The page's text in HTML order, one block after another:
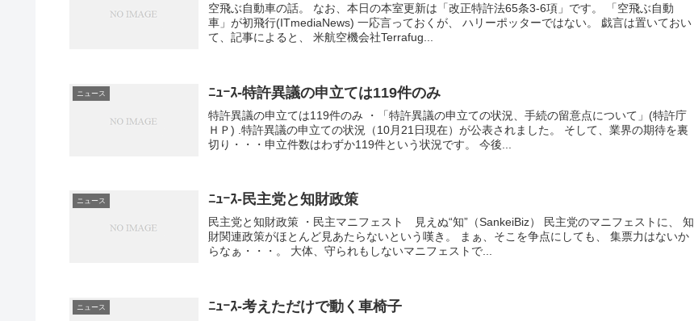
空飛ぶ自動車の話。 なお、本日の本室更新は「改正特許法65条3-6項」です。 「空飛ぶ自動
車」が初飛行(ITmediaNews) 一応言っておくが、 ハリーポッターではない。 戯言は置いておい
て、記事によると、 米航空機会社Terrafug...
ニュース ﾆｭｰｽ-特許異議の申立ては119件のみ
特許異議の申立ては119件のみ ・「特許異議の申立ての状況、手続の留意点について」(特許庁
ＨＰ) .特許異議の申立ての状況（10月21日現在）が公表されました。 そして、業界の期待を裏
切り・・・申立件数はわずか119件という状況です。 今後...
ニュース ﾆｭｰｽ-民主党と知財政策
民主党と知財政策 ・民主マニフェスト 見えぬ“知”（SankeiBiz） 民主党のマニフェストに、 知
財関連政策がほとんど見あたらないという嘆き。 まぁ、そこを争点にしても、 集票力はないか
らなぁ・・・。 大体、守られもしないマニフェストで...
ニュース ﾆｭｰｽ-考えただけで動く車椅子